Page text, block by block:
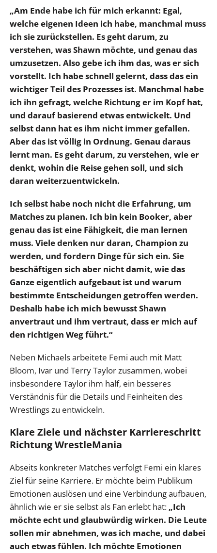
„Am Ende habe ich für mich erkannt: Egal,
welche eigenen Ideen ich habe, manchmal muss
ich sie zurückstellen. Es geht darum, zu
verstehen, was Shawn möchte, und genau das
umzusetzen. Also gebe ich ihm das, was er sich
vorstellt. Ich habe schnell gelernt, dass das ein
wichtiger Teil des Prozesses ist. Manchmal habe
ich ihn gefragt, welche Richtung er im Kopf hat,
und darauf basierend etwas entwickelt. Und
selbst dann hat es ihm nicht immer gefallen.
Aber das ist völlig in Ordnung. Genau daraus
lernt man. Es geht darum, zu verstehen, wie er
denkt, wohin die Reise gehen soll, und sich
daran weiterzuentwickeln.
Ich selbst habe noch nicht die Erfahrung, um
Matches zu planen. Ich bin kein Booker, aber
genau das ist eine Fähigkeit, die man lernen
muss. Viele denken nur daran, Champion zu
werden, und fordern Dinge für sich ein. Sie
beschäftigen sich aber nicht damit, wie das
Ganze eigentlich aufgebaut ist und warum
bestimmte Entscheidungen getroffen werden.
Deshalb habe ich mich bewusst Shawn
anvertraut und ihm vertraut, dass er mich auf
den richtigen Weg führt.“
Neben Michaels arbeitete Femi auch mit Matt
Bloom, Ivar und Terry Taylor zusammen, wobei
insbesondere Taylor ihm half, ein besseres
Verständnis für die Details und Feinheiten des
Wrestlings zu entwickeln.
Klare Ziele und nächster Karriereschritt
Richtung WrestleMania
Abseits konkreter Matches verfolgt Femi ein klares
Ziel für seine Karriere. Er möchte beim Publikum
Emotionen auslösen und eine Verbindung aufbauen,
ähnlich wie er sie selbst als Fan erlebt hat: „Ich
möchte echt und glaubwürdig wirken. Die Leute
sollen mir abnehmen, was ich mache, und dabei
auch etwas fühlen. Ich möchte Emotionen